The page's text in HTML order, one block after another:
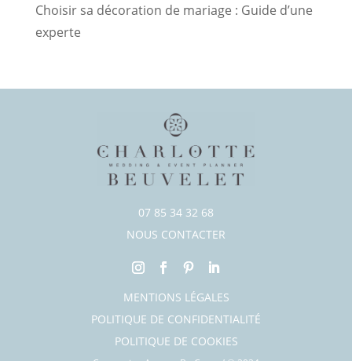
Choisir sa décoration de mariage : Guide d’une
experte
07 85 34 32 68
NOUS CONTACTER
MENTIONS LÉGALES
POLITIQUE DE CONFIDENTIALITÉ
POLITIQUE DE COOKIES